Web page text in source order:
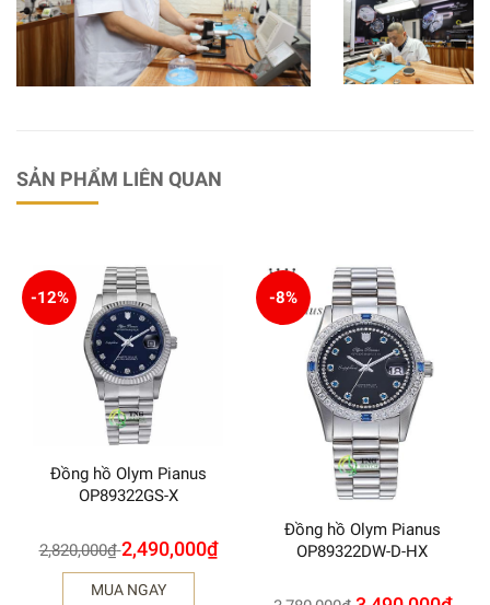
SẢN PHẨM LIÊN QUAN
-12%
Đồng hồ Olym Pianus
OP89322GS-X
2,820,000₫ 2,490,000₫
MUA NGAY
-8%
Đồng hồ Olym Pianus
OP89322DW-D-HX